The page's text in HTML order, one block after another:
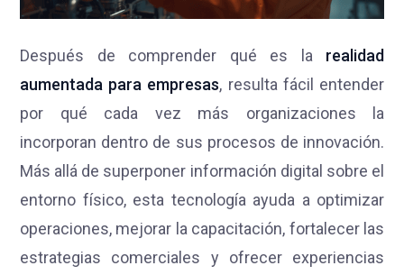
Después de comprender qué es la realidad
aumentada para empresas, resulta fácil entender
por qué cada vez más organizaciones la
incorporan dentro de sus procesos de innovación.
Más allá de superponer información digital sobre el
entorno físico, esta tecnología ayuda a optimizar
operaciones, mejorar la capacitación, fortalecer las
estrategias comerciales y ofrecer experiencias